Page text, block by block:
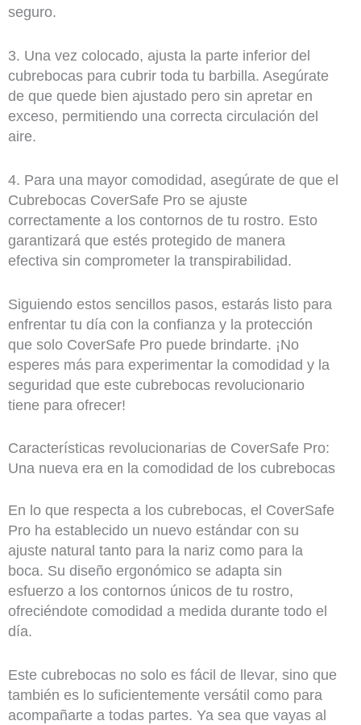
seguro.
3. Una vez colocado, ajusta la parte inferior del
cubrebocas para cubrir toda tu barbilla. Asegúrate
de que quede bien ajustado pero sin apretar en
exceso, permitiendo una correcta circulación del
aire.
4. Para una mayor comodidad, asegúrate de que el
Cubrebocas CoverSafe Pro se ajuste
correctamente a los contornos de tu rostro. Esto
garantizará que estés protegido de manera
efectiva sin comprometer la transpirabilidad.
Siguiendo estos sencillos pasos, estarás listo para
enfrentar tu día con la confianza y la protección
que solo CoverSafe Pro puede brindarte. ¡No
esperes más para experimentar la comodidad y la
seguridad que este cubrebocas revolucionario
tiene para ofrecer!
Características revolucionarias de CoverSafe Pro:
Una nueva era en la comodidad de los cubrebocas
En lo que respecta a los cubrebocas, el CoverSafe
Pro ha establecido un nuevo estándar con su
ajuste natural tanto para la nariz como para la
boca. Su diseño ergonómico se adapta sin
esfuerzo a los contornos únicos de tu rostro,
ofreciéndote comodidad a medida durante todo el
día.
Este cubrebocas no solo es fácil de llevar, sino que
también es lo suficientemente versátil como para
acompañarte a todas partes. Ya sea que vayas al